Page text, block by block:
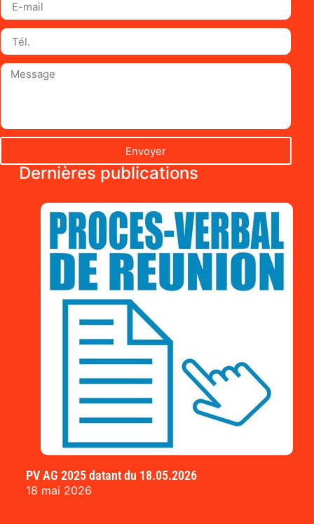
Envoyer
Dernières publications
PV AG 2025 datant du 18.05.2026
18 mai 2026